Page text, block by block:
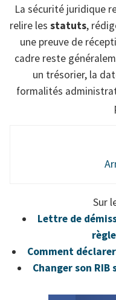
La sécurité juridique
relire les statuts,
une preuve de
cadre reste
un trésorier, la
formalités
Sur
Lettre de
Comment
Changer son